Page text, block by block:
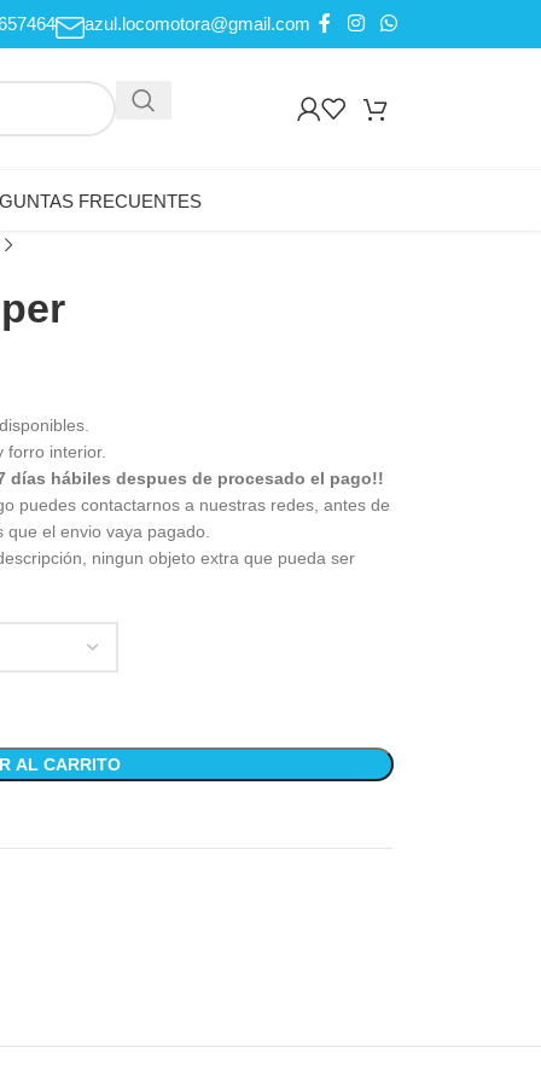
azul.locomotora@gmail.com
FRECUENTES
forro interior.
días hábiles despues de procesado el pago!!
puedes contactarnos a nuestras redes, antes de
el envio vaya pagado.
ningun objeto extra que pueda ser
AL CARRITO